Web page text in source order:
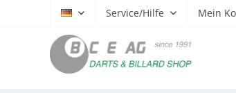
Service/Hilfe Mein